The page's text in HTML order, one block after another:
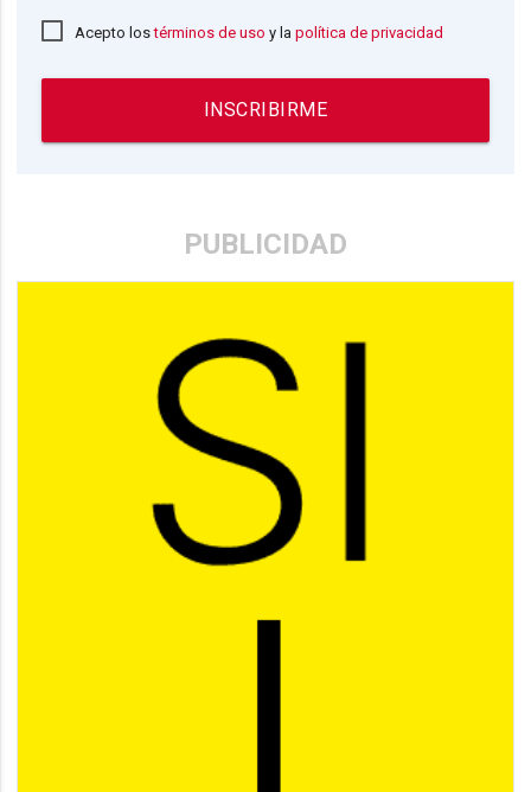
Acepto lostérminos de uso y lapolítica de privacidad
INSCRIBIRME
PUBLICIDAD